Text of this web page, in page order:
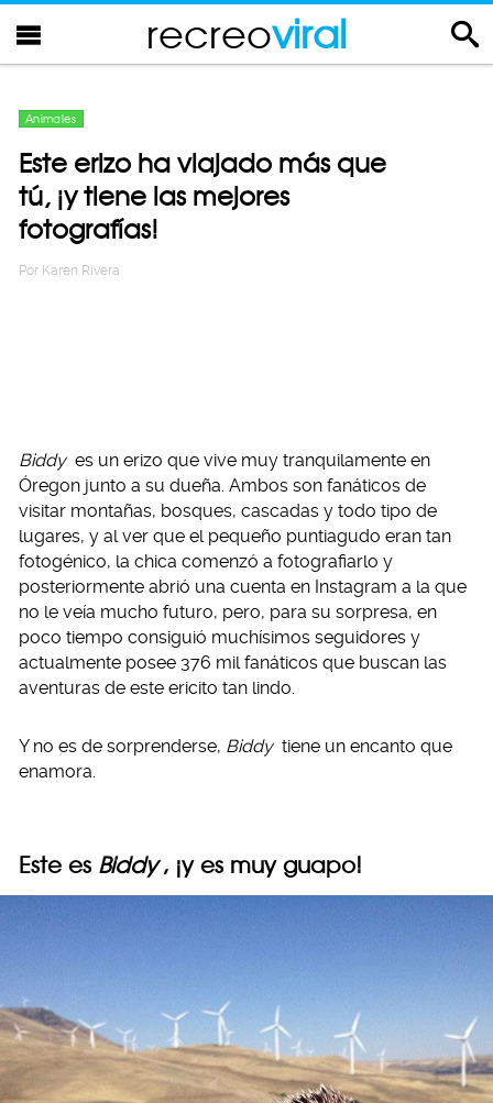
recreoviral
Animales
Este erizo ha viajado más que
tú, ¡y tiene las mejores
fotografías!
Por Karen Rivera
Biddy es un erizo que vive muy tranquilamente en
Óregon junto a su dueña. Ambos son fanáticos de
visitar montañas, bosques, cascadas y todo tipo de
lugares, y al ver que el pequeño puntiagudo eran tan
fotogénico, la chica comenzó a fotografiarlo y
posteriormente abrió una cuenta en Instagram a la que
no le veía mucho futuro, pero, para su sorpresa, en
poco tiempo consiguió muchísimos seguidores y
actualmente posee 376 mil fanáticos que buscan las
aventuras de este ericito tan lindo.
Y no es de sorprenderse, Biddy tiene un encanto que
enamora.
Este es Biddy, ¡y es muy guapo!